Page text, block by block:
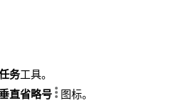
务工具。
直省略号 图标。